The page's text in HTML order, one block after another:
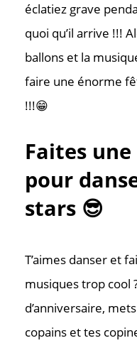
éclatiez grave
quoi qu’il arrive !!!
ballons et la
faire une énorme
!!!😁
Faites
pour
stars 😎
T’aimes danser et
musiques trop cool
d’anniversaire,
copains et tes